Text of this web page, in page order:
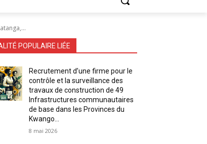
POPULAIRE LIÉE
Recrutement d’une firme pour le
contrôle et la surveillance des
travaux de construction de 49
Infrastructures communautaires
de base dans les Provinces du
Kwango...
8 mai 2026